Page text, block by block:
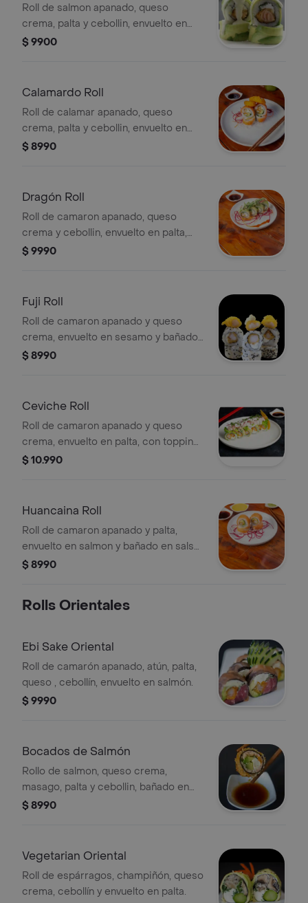
Roll de salmon apanado, queso
crema, palta y cebollin, envuelto en
palta, bañado en salsa acevichada
$ 9900
Calamardo Roll
Roll de calamar apanado, queso
crema, palta y cebollin, envuelto en
salmon, con topping de anillas de
$ 8990
Dragón Roll
Roll de camaron apanado, queso
crema y cebollin, envuelto en palta,
con topping de kanikama y wakame,
$ 9990
Fuji Roll
Roll de camaron apanado y queso
crema, envuelto en sesamo y bañado
en salsa fuji
$ 8990
Ceviche Roll
Roll de camaron apanado y queso
crema, envuelto en palta, con topping
de cevichen y bañado en salsa
$ 10.990
Huancaina Roll
Roll de camaron apanado y palta,
envuelto en salmon y bañado en salsa
huancaína
$ 8990
Rolls Orientales
Ebi Sake Oriental
Roll de camarón apanado, atún, palta,
queso , cebollín, envuelto en salmón.
$ 9990
Bocados de Salmón
Rollo de salmon, queso crema,
masago, palta y cebollin, bañado en
salsa fuji y salsa teriyaki. 8 unidades.
$ 8990
Vegetarian Oriental
Roll de espárragos, champiñón, queso
crema, cebollín y envuelto en palta.